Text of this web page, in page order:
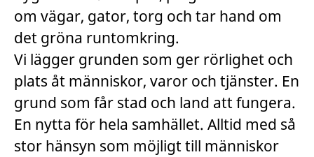
om vägar, gator, torg och tar hand om
det gröna runtomkring.
Vi lägger grunden som ger rörlighet och
plats åt människor, varor och tjänster. En
grund som får stad och land att fungera.
En nytta för hela samhället. Alltid med så
stor hänsyn som möjligt till människor